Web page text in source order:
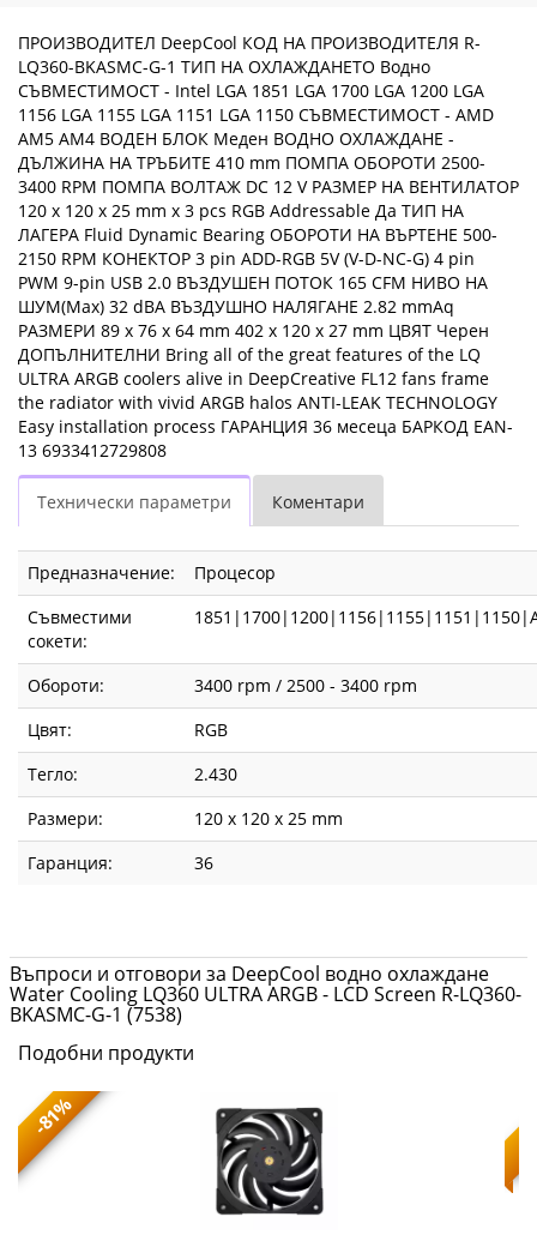
ПРОИЗВОДИТЕЛ DeepCool КОД НА ПРОИЗВОДИТЕЛЯ R-
LQ360-BKASMC-G-1 ТИП НА ОХЛАЖДАНЕТО Водно
СЪВМЕСТИМОСТ - Intel LGA 1851 LGA 1700 LGA 1200 LGA
1156 LGA 1155 LGA 1151 LGA 1150 СЪВМЕСТИМОСТ - AMD
AM5 AM4 ВОДЕН БЛОК Меден ВОДНО ОХЛАЖДАНЕ -
ДЪЛЖИНА НА ТРЪБИТЕ 410 mm ПОМПА ОБОРОТИ 2500-
3400 RPM ПОМПА ВОЛТАЖ DC 12 V РАЗМЕР НА ВЕНТИЛАТОР
120 x 120 x 25 mm x 3 pcs RGB Addressable Да ТИП НА
ЛАГЕРА Fluid Dynamic Bearing ОБОРОТИ НА ВЪРТЕНЕ 500-
2150 RPM КОНЕКТОР 3 pin ADD-RGB 5V (V-D-NC-G) 4 pin
PWM 9-pin USB 2.0 ВЪЗДУШЕН ПОТОК 165 CFM НИВО НА
ШУМ(Max) 32 dBA ВЪЗДУШНО НАЛЯГАНЕ 2.82 mmAq
РАЗМЕРИ 89 x 76 x 64 mm 402 x 120 x 27 mm ЦВЯТ Черен
ДОПЪЛНИТЕЛНИ Bring all of the great features of the LQ
ULTRA ARGB coolers alive in DeepCreative FL12 fans frame
the radiator with vivid ARGB halos ANTI-LEAK TECHNOLOGY
Easy installation process ГАРАНЦИЯ 36 месеца БАРКОД EAN-
13 6933412729808
Технически параметри Коментари
Предназначение:
Процесор
Съвместими
сокети:
Обороти:
3400 rpm / 2500 - 3400 rpm
Цвят:
RGB
Тегло:
2.430
Размери:
120 x 120 x 25 mm
Гаранция:
36
Въпроси и отговори за DeepCool водно охлаждане
Water Cooling LQ360 ULTRA ARGB - LCD Screen R-LQ360-
BKASMC-G-1 (7538)
Подобни продукти
-81%